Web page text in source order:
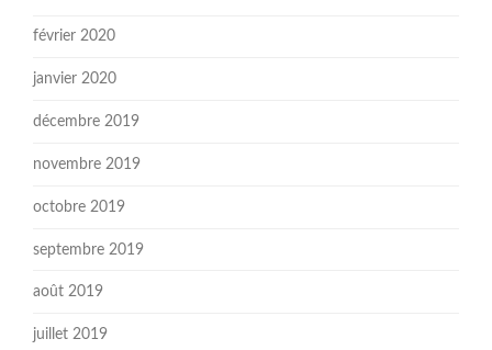
février 2020
janvier 2020
décembre 2019
novembre 2019
octobre 2019
septembre 2019
août 2019
juillet 2019